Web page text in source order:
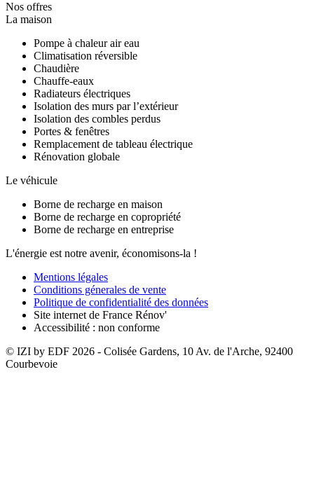
Nos offres
La maison
Pompe à chaleur air eau
Climatisation réversible
Chaudière
Chauffe-eaux
Radiateurs électriques
Isolation des murs par l’extérieur
Isolation des combles perdus
Portes & fenêtres
Remplacement de tableau électrique
Rénovation globale
Le véhicule
Borne de recharge en maison
Borne de recharge en copropriété
Borne de recharge en entreprise
L'énergie est notre avenir, économisons-la !
Mentions légales
Conditions génerales de vente
Politique de confidentialité des données
Site internet de France Rénov'
Accessibilité : non conforme
© IZI by EDF 2026 - Colisée Gardens, 10 Av. de l'Arche, 92400
Courbevoie